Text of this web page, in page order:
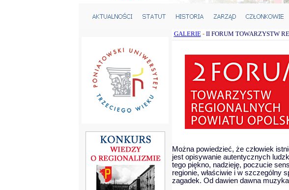
GALERIE- II FORUM TOWARZYSTW
Można powiedzieć, że człowiek
jest opisywanie autentycznych
tego piękno, nadzieję, poczucie
regionie, właściwie i w szczególny
zagadek. Od dawien dawna